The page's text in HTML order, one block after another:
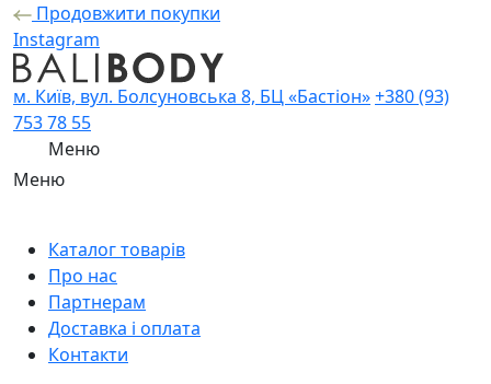
Продовжити покупки
Instagram
м. Київ, вул. Болсуновська 8, БЦ «Бастіон»+380 (93)
753 78 55
Меню
Меню
Каталог товарів
Про нас
Партнерам
Доставка і оплата
Контакти